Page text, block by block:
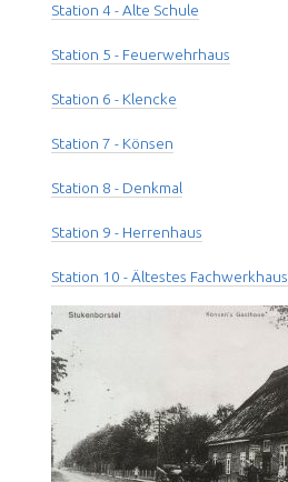
Station 4 - Alte Schule
Station 5 - Feuerwehrhaus
Station 6 - Klencke
Station 7 - Könsen
Station 8 - Denkmal
Station 9 - Herrenhaus
Station 10 - Ältestes Fachwerkhaus